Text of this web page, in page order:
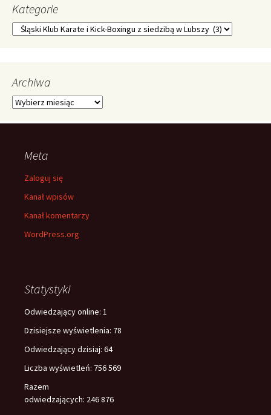
Kategorie
Kategorie
Archiwa
Archiwa
Meta
Zaloguj się
Kanał wpisów
Kanał komentarzy
WordPress.org
Statystyki
Odwiedzający online: 1
Dzisiejsze wyświetlenia: 78
Odwiedzający dzisiaj: 64
Liczba wyświetleń: 756 569
Razem
odwiedzających: 246 876